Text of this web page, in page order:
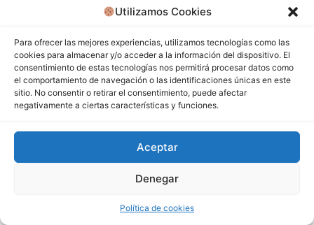
Utilizamos Cookies
Para ofrecer las mejores experiencias, utilizamos tecnologías como las
cookies para almacenar y/o acceder a la información del dispositivo. El
consentimiento de estas tecnologías nos permitirá procesar datos como
el comportamiento de navegación o las identificaciones únicas en este
sitio. No consentir o retirar el consentimiento, puede afectar
negativamente a ciertas características y funciones.
Aceptar
Denegar
Política de cookies
Todos los derechos © 2026 San Miguel De Los Bancos |